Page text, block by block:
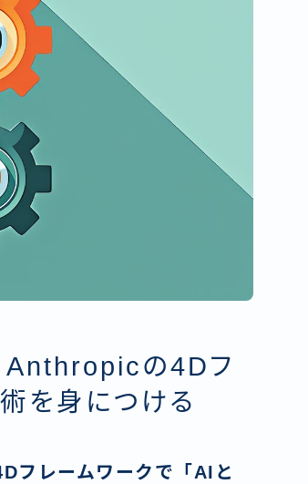
の4Dフ
を身につける
レームワークで「AIと